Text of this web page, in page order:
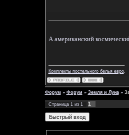
А американский
Комплекты постельного белья евро.
Форум » Форум » Земля и Луна »
Страница 1из 1
1